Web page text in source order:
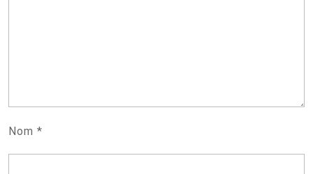
Nom *